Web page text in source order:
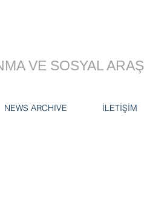
VE SOSYAL
NEWS ARCHIVE İLETİŞİM